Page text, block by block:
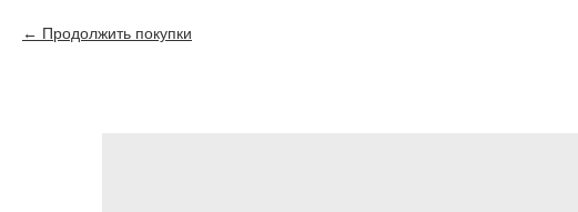
Продолжить покупки